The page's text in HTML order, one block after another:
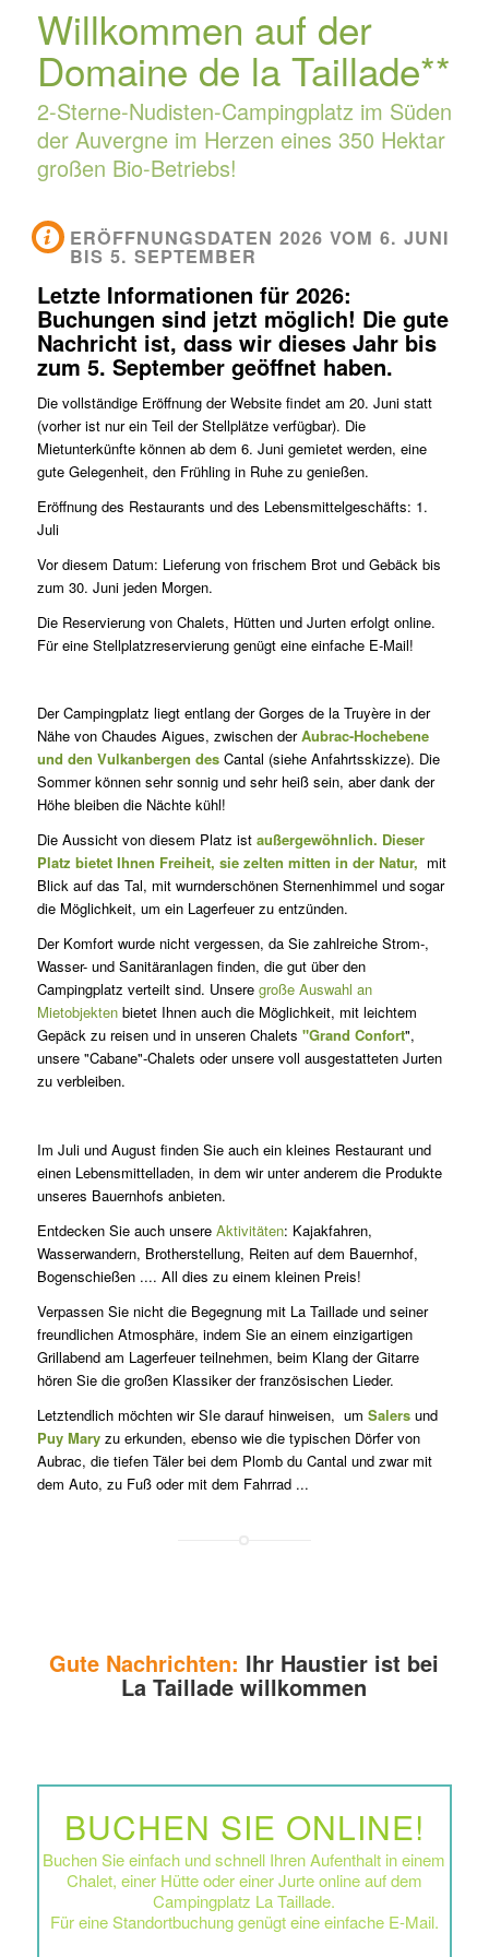
Willkommen auf der
Domaine de la Taillade**
2-Sterne-Nudisten-Campingplatz im Süden
der Auvergne im Herzen eines 350 Hektar
großen Bio-Betriebs!
ERÖFFNUNGSDATEN 2026 VOM 6. JUNI
BIS 5. SEPTEMBER
Letzte Informationen für 2026:
Buchungen sind jetzt möglich! Die gute
Nachricht ist, dass wir dieses Jahr bis
zum 5. September geöffnet haben.
Die vollständige Eröffnung der Website findet am 20. Juni statt
(vorher ist nur ein Teil der Stellplätze verfügbar). Die
Mietunterkünfte können ab dem 6. Juni gemietet werden, eine
gute Gelegenheit, den Frühling in Ruhe zu genießen.
Eröffnung des Restaurants und des Lebensmittelgeschäfts: 1.
Juli
Vor diesem Datum: Lieferung von frischem Brot und Gebäck bis
zum 30. Juni jeden Morgen.
Die Reservierung von Chalets, Hütten und Jurten erfolgt online.
Für eine Stellplatzreservierung genügt eine einfache E-Mail!
Der Campingplatz liegt entlang der Gorges de la Truyère in der
Nähe von Chaudes Aigues, zwischen derAubrac-Hochebene
und den Vulkanbergen desCantal (siehe Anfahrtsskizze). Die
Sommer können sehr sonnig und sehr heiß sein, aber dank der
Höhe bleiben die Nächte kühl!
Die Aussicht von diesem Platz ist außergewöhnlich. Dieser
Platz bietet Ihnen Freiheit, sie zelten mitten in der Natur, mit
Blick auf das Tal, mit wurnderschönen Sternenhimmel und sogar
die Möglichkeit, um ein Lagerfeuer zu entzünden.
Der Komfort wurde nicht vergessen, da Sie zahlreiche Strom-,
Wasser- und Sanitäranlagen finden, die gut über den
Campingplatz verteilt sind. Unsere große Auswahl an
Mietobjektenbietet Ihnen auch die Möglichkeit, mit leichtem
Gepäck zu reisen und in unseren Chalets "Grand Confort",
unsere "Cabane"-Chalets oder unsere voll ausgestatteten Jurten
zu verbleiben.
Im Juli und August finden Sie auch ein kleines Restaurant und
einen Lebensmittelladen, in dem wir unter anderem die Produkte
unseres Bauernhofs anbieten.
Entdecken Sie auch unsere Aktivitäten: Kajakfahren,
Wasserwandern, Brotherstellung, Reiten auf dem Bauernhof,
Bogenschießen .... All dies zu einem kleinen Preis!
Verpassen Sie nicht die Begegnung mit La Taillade und seiner
freundlichen Atmosphäre, indem Sie an einem einzigartigen
Grillabend am Lagerfeuer teilnehmen, beim Klang der Gitarre
hören Sie die großen Klassiker der französischen Lieder.
Letztendlich möchten wir SIe darauf hinweisen, um Salersund
Puy Maryzu erkunden, ebenso wie die typischen Dörfer von
Aubrac, die tiefen Täler bei dem Plomb du Cantal und zwar mit
dem Auto, zu Fuß oder mit dem Fahrrad ...
Gute Nachrichten: Ihr Haustier ist bei
La Taillade willkommen
BUCHEN SIE ONLINE!
Buchen Sie einfach und schnell Ihren Aufenthalt in einem
Chalet, einer Hütte oder einer Jurte online auf dem
Campingplatz La Taillade.
Für eine Standortbuchung genügt eine einfache E-Mail.